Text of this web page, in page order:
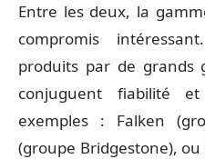
Entre les deux, la
compromis
produits par de grands
conjuguent fiabilité et
exemples : Falken
(groupe Bridgestone),